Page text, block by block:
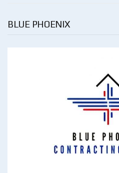
BLUE PHOENIX